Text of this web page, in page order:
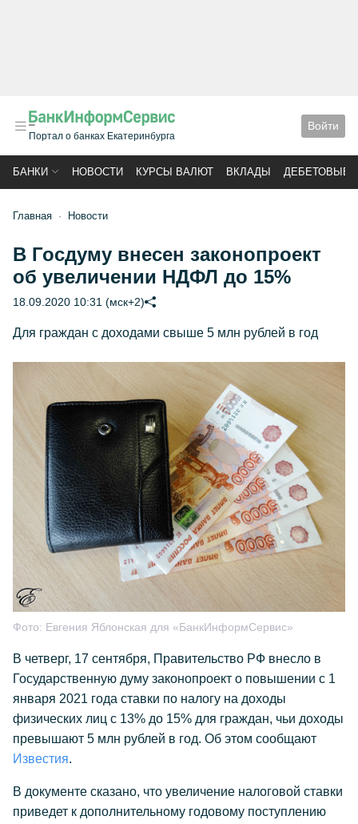
Портал о банках Екатеринбурга
Войти
БАНКИ НОВОСТИ КУРСЫ ВАЛЮТ ВКЛАДЫ ДЕБЕТОВЫЕ
Главная Новости
В Госдуму внесен законопроект
об увеличении НДФЛ до 15%
18.09.2020 10:31 (мск+2)
Для граждан с доходами свыше 5 млн рублей в год
Фото: Евгения Яблонская для «БанкИнформСервис»
В четверг, 17 сентября, Правительство РФ внесло в
Государственную думу законопроект о повышении с 1
января 2021 года ставки по налогу на доходы
физических лиц с 13% до 15% для граждан, чьи доходы
превышают 5 млн рублей в год. Об этом сообщают
Известия.
В документе сказано, что увеличение налоговой ставки
приведет к дополнительному годовому поступлению